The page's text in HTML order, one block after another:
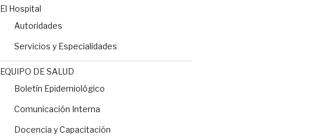
El Hospital
Autoridades
Servicios y Especialidades
EQUIPO DE SALUD
Boletín Epidemiológico
Comunicación Interna
Docencia y Capacitación